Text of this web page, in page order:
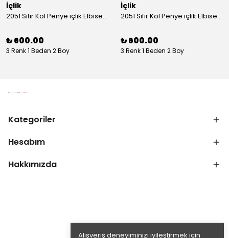
Alışveriş deneyiminizi iyileştirmek için
İçlik
2051 Sıfır Kol Penye içlik Elbise - Ekru
₺ 600.00
3 Renk 1 Beden 2 Boy
İçlik
2051 Sıfır Kol Penye içlik Elbise - Siyah
₺ 600.00
3 Renk 1 Beden 2 Boy
Kategoriler
Hesabım
Hakkımızda